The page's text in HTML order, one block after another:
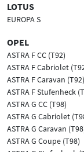
LOTUS
EUROPA S
OPEL
ASTRA F CC (T92)
ASTRA F Cabriolet
ASTRA F Caravan (T92)
ASTRA F Stufenheck
ASTRA G CC (T98)
ASTRA G Cabriolet
ASTRA G Caravan
ASTRA G Coupe (T98)